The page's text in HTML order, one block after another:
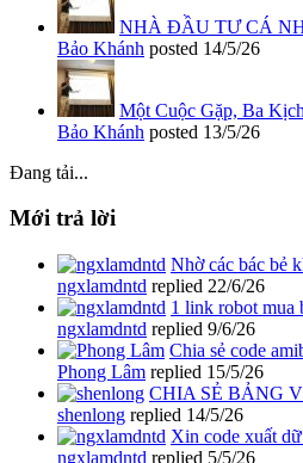
NHÀ ĐẦU TƯ CÁ
Bảo Khánh posted 14/5/26
Một Cuộc Gặp, Ba
Bảo Khánh posted 13/5/26
Đang tải...
Mới trả lời
Nhờ các bác bẻ
ngxlamdntd replied 22/6/26
1 link robot mua
ngxlamdntd replied 9/6/26
Chia sẻ code
Phong Lâm replied 15/5/26
CHIA SẺ BẢNG
shenlong replied 14/5/26
Xin code xuất
ngxlamdntd replied 5/5/26